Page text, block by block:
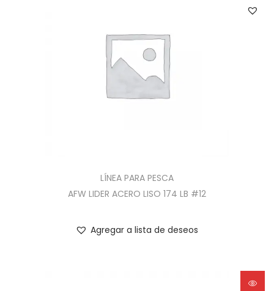
LÍNEA PARA PESCA
AFW LIDER ACERO LISO 174 LB #12
Agregar a lista de deseos